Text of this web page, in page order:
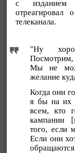
с изданием
отреагировал
телеканала.
"Ну
Мы не
желание
Когда они
я бы на их
всем, кто
кампании
того, если
Если они